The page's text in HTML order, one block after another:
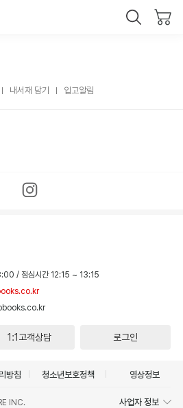
내서재 담기 입고알림
/ 점심시간 12:15 ~ 13:15
1:1고객상담 로그인
방침 청소년보호정책 영상정보
INC. 사업자 정보